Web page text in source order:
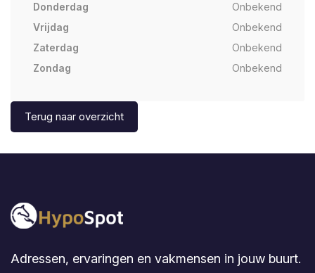
Donderdag
Onbekend
Vrijdag
Onbekend
Zaterdag
Onbekend
Zondag
Onbekend
Terug naar overzicht
Adressen, ervaringen en vakmensen in jouw buurt.